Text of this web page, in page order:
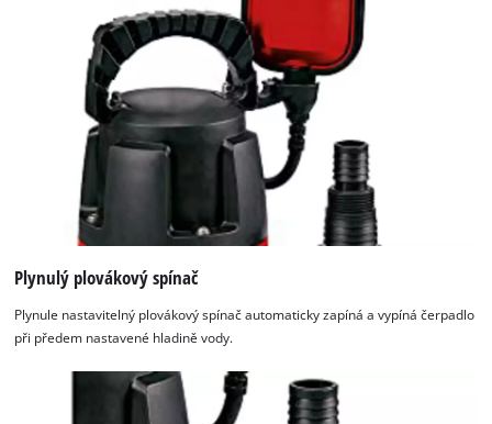
Plynulý plovákový spínač
Plynule nastavitelný plovákový spínač automaticky zapíná a vypíná čerpadlo
při předem nastavené hladině vody.